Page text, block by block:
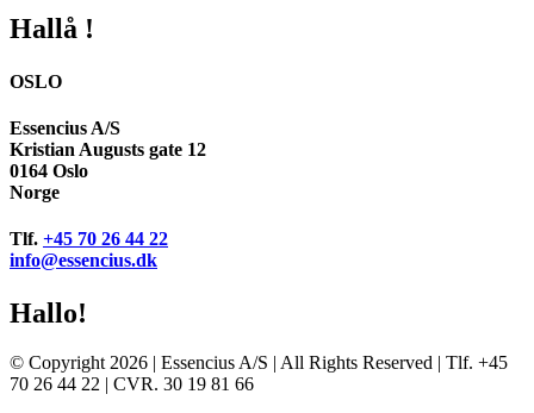
Hallå !
OSLO
Essencius A/S
Kristian Augusts gate 12
0164 Oslo
Norge
Tlf. +45 70 26 44 22
info@essencius.dk
Hallo!
© Copyright 2026 | Essencius A/S | All Rights Reserved | Tlf. +45
70 26 44 22 | CVR. 30 19 81 66